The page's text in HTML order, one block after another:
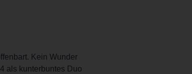
Kein Wunder
als kunterbuntes Duo